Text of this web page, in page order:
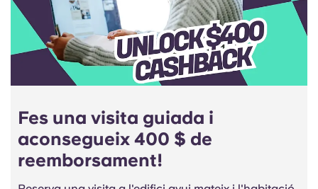
Fes una visita guiada i
aconsegueix 400 $ de
reemborsament!